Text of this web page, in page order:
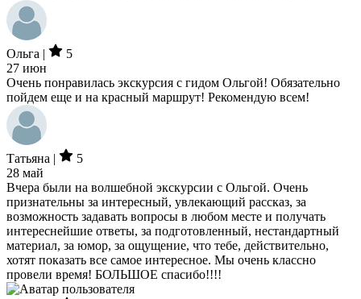
Ольга |
5
27 июн
Очень понравилась экскурсия с гидом Ольгой! Обязательно
пойдем еще и на красный маршрут! Рекомендую всем!
Татьяна |
5
28 май
Вчера были на волшебной экскурсии с Ольгой. Очень
признательны за интересный, увлекающий рассказ, за
возможность задавать вопросы в любом месте и получать
интереснейшие ответы, за подготовленный, нестандартный
материал, за юмор, за ощущение, что тебе, действительно,
хотят показать все самое интересное. Мы очень классно
провели время! БОЛЬШОЕ спасибо!!!!